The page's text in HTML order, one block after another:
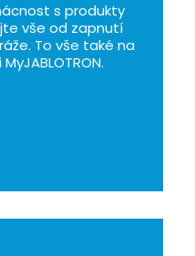
s produkty
vše od zapnutí
To vše také na